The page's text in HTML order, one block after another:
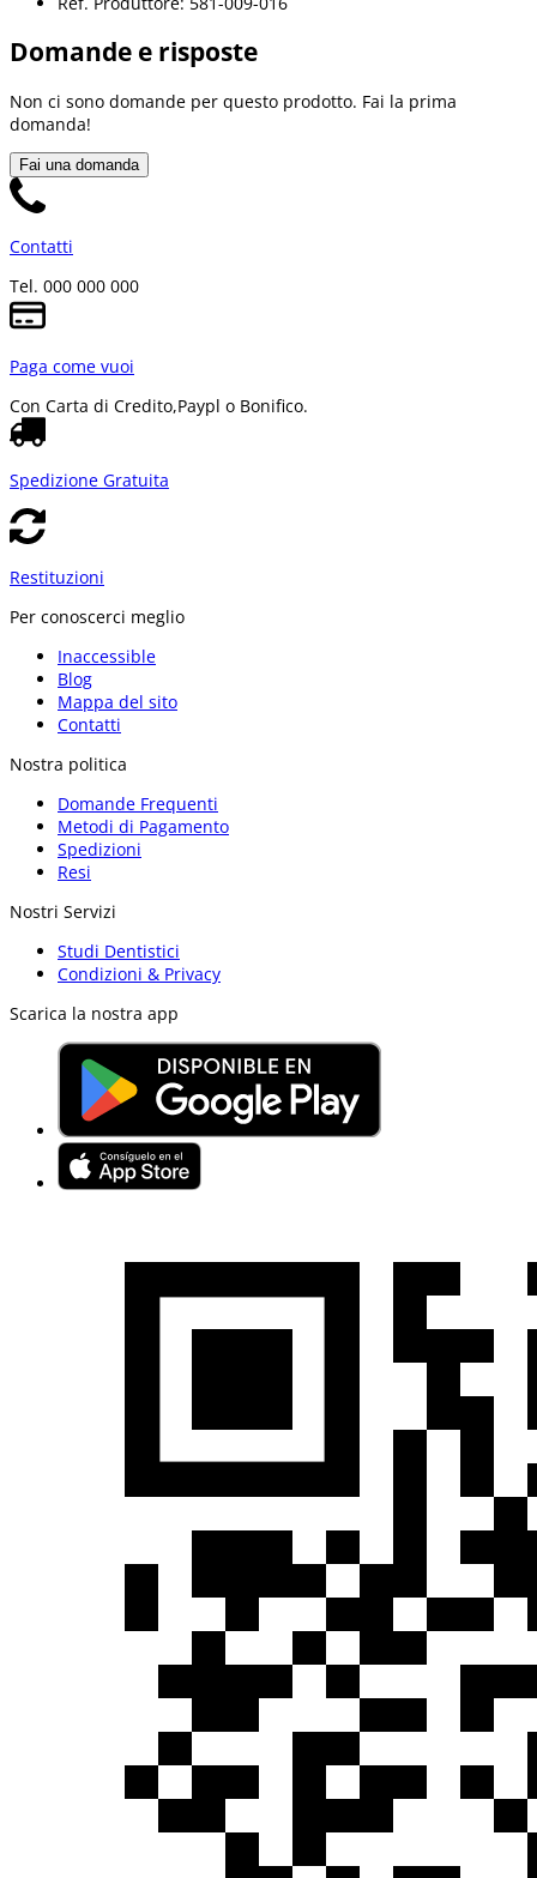
Domande e risposte
Non ci sono domande per questo prodotto. Fai la prima
domanda!
Fai una domanda
Contatti
Tel. 000 000 000
Paga come vuoi
Con Carta di Credito,Paypl o Bonifico.
Spedizione Gratuita
Restituzioni
Per conoscerci meglio
Inaccessible
Blog
Mappa del sito
Contatti
Nostra politica
Domande Frequenti
Metodi di Pagamento
Spedizioni
Resi
Nostri Servizi
Studi Dentistici
Condizioni & Privacy
Scarica la nostra app